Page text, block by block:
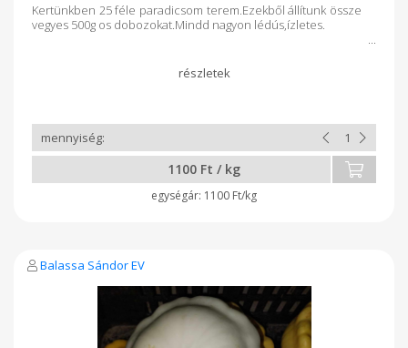
Kertünkben 25 féle paradicsom terem.Ezekből állítunk össze
vegyes 500g os dobozokat.Mindd nagyon lédús,ízletes.
1100 Ft / kg
1100 Ft/kg
Balassa Sándor EV